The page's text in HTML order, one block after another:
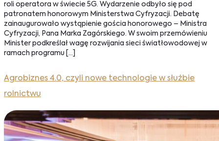
roli operatora w świecie 5G. Wydarzenie odbyło się pod
patronatem honorowym Ministerstwa Cyfryzacji. Debatę
zainaugurowało wystąpienie gościa honorowego – Ministra
Cyfryzacji, Pana Marka Zagórskiego. W swoim przemówieniu
Minister podkreślał wagę rozwijania sieci światłowodowej w
ramach programu […]
Agrobiznes 4.0, czyli nowe technologie w służbie
rolnictwu